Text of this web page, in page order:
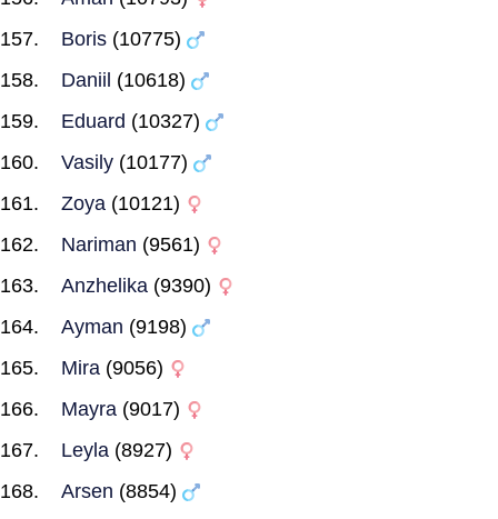
Boris (10775)
Daniil (10618)
Eduard (10327)
Vasily (10177)
Zoya (10121)
Nariman (9561)
Anzhelika (9390)
Ayman (9198)
Mira (9056)
Mayra (9017)
Leyla (8927)
Arsen (8854)